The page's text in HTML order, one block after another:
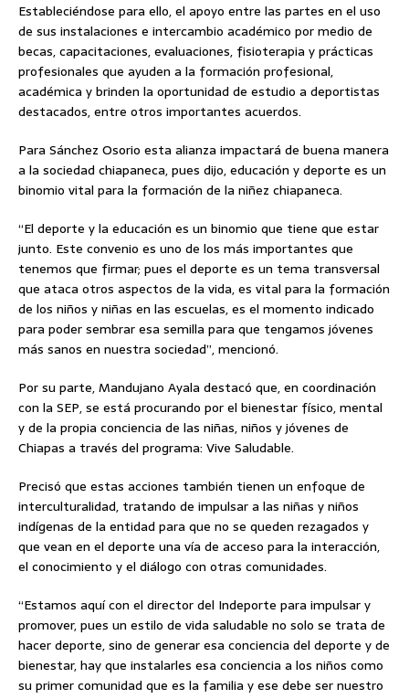
Estableciéndose para ello, el apoyo entre las partes en el uso
de sus instalaciones e intercambio académico por medio de
becas, capacitaciones, evaluaciones, fisioterapia y prácticas
profesionales que ayuden a la formación profesional,
académica y brinden la oportunidad de estudio a deportistas
destacados, entre otros importantes acuerdos.
Para Sánchez Osorio esta alianza impactará de buena manera
a la sociedad chiapaneca, pues dijo, educación y deporte es un
binomio vital para la formación de la niñez chiapaneca.
“El deporte y la educación es un binomio que tiene que estar
junto. Este convenio es uno de los más importantes que
tenemos que firmar; pues el deporte es un tema transversal
que ataca otros aspectos de la vida, es vital para la formación
de los niños y niñas en las escuelas, es el momento indicado
para poder sembrar esa semilla para que tengamos jóvenes
más sanos en nuestra sociedad”, mencionó.
Por su parte, Mandujano Ayala destacó que, en coordinación
con la SEP, se está procurando por el bienestar físico, mental
y de la propia conciencia de las niñas, niños y jóvenes de
Chiapas a través del programa: Vive Saludable.
Precisó que estas acciones también tienen un enfoque de
interculturalidad, tratando de impulsar a las niñas y niños
indígenas de la entidad para que no se queden rezagados y
que vean en el deporte una vía de acceso para la interacción,
el conocimiento y el diálogo con otras comunidades.
“Estamos aquí con el director del Indeporte para impulsar y
promover, pues un estilo de vida saludable no solo se trata de
hacer deporte, sino de generar esa conciencia del deporte y de
bienestar, hay que instalarles esa conciencia a los niños como
su primer comunidad que es la familia y ese debe ser nuestro